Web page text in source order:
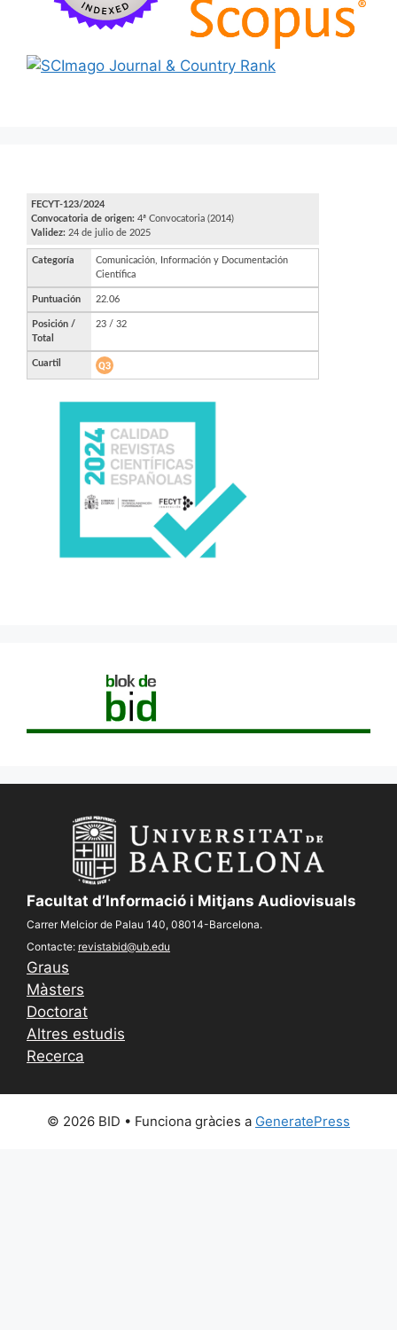
Facultat d’Informació i Mitjans Audiovisuals
Carrer Melcior de Palau 140, 08014-Barcelona.
Contacte: revistabid@ub.edu
Graus
Màsters
Doctorat
Altres estudis
Recerca
© 2026 BID • Funciona gràcies a GeneratePress